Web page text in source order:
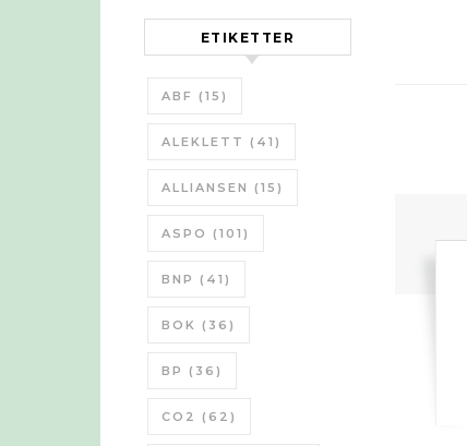
ETIKETTER
ABF (15)
ALEKLETT (41)
ALLIANSEN (15)
ASPO (101)
BNP (41)
BOK (36)
BP (36)
CO2 (62)